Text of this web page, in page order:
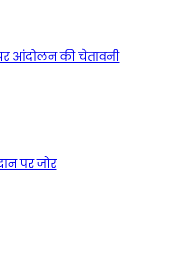
आंदोलन की चेतावनी
पर जोर